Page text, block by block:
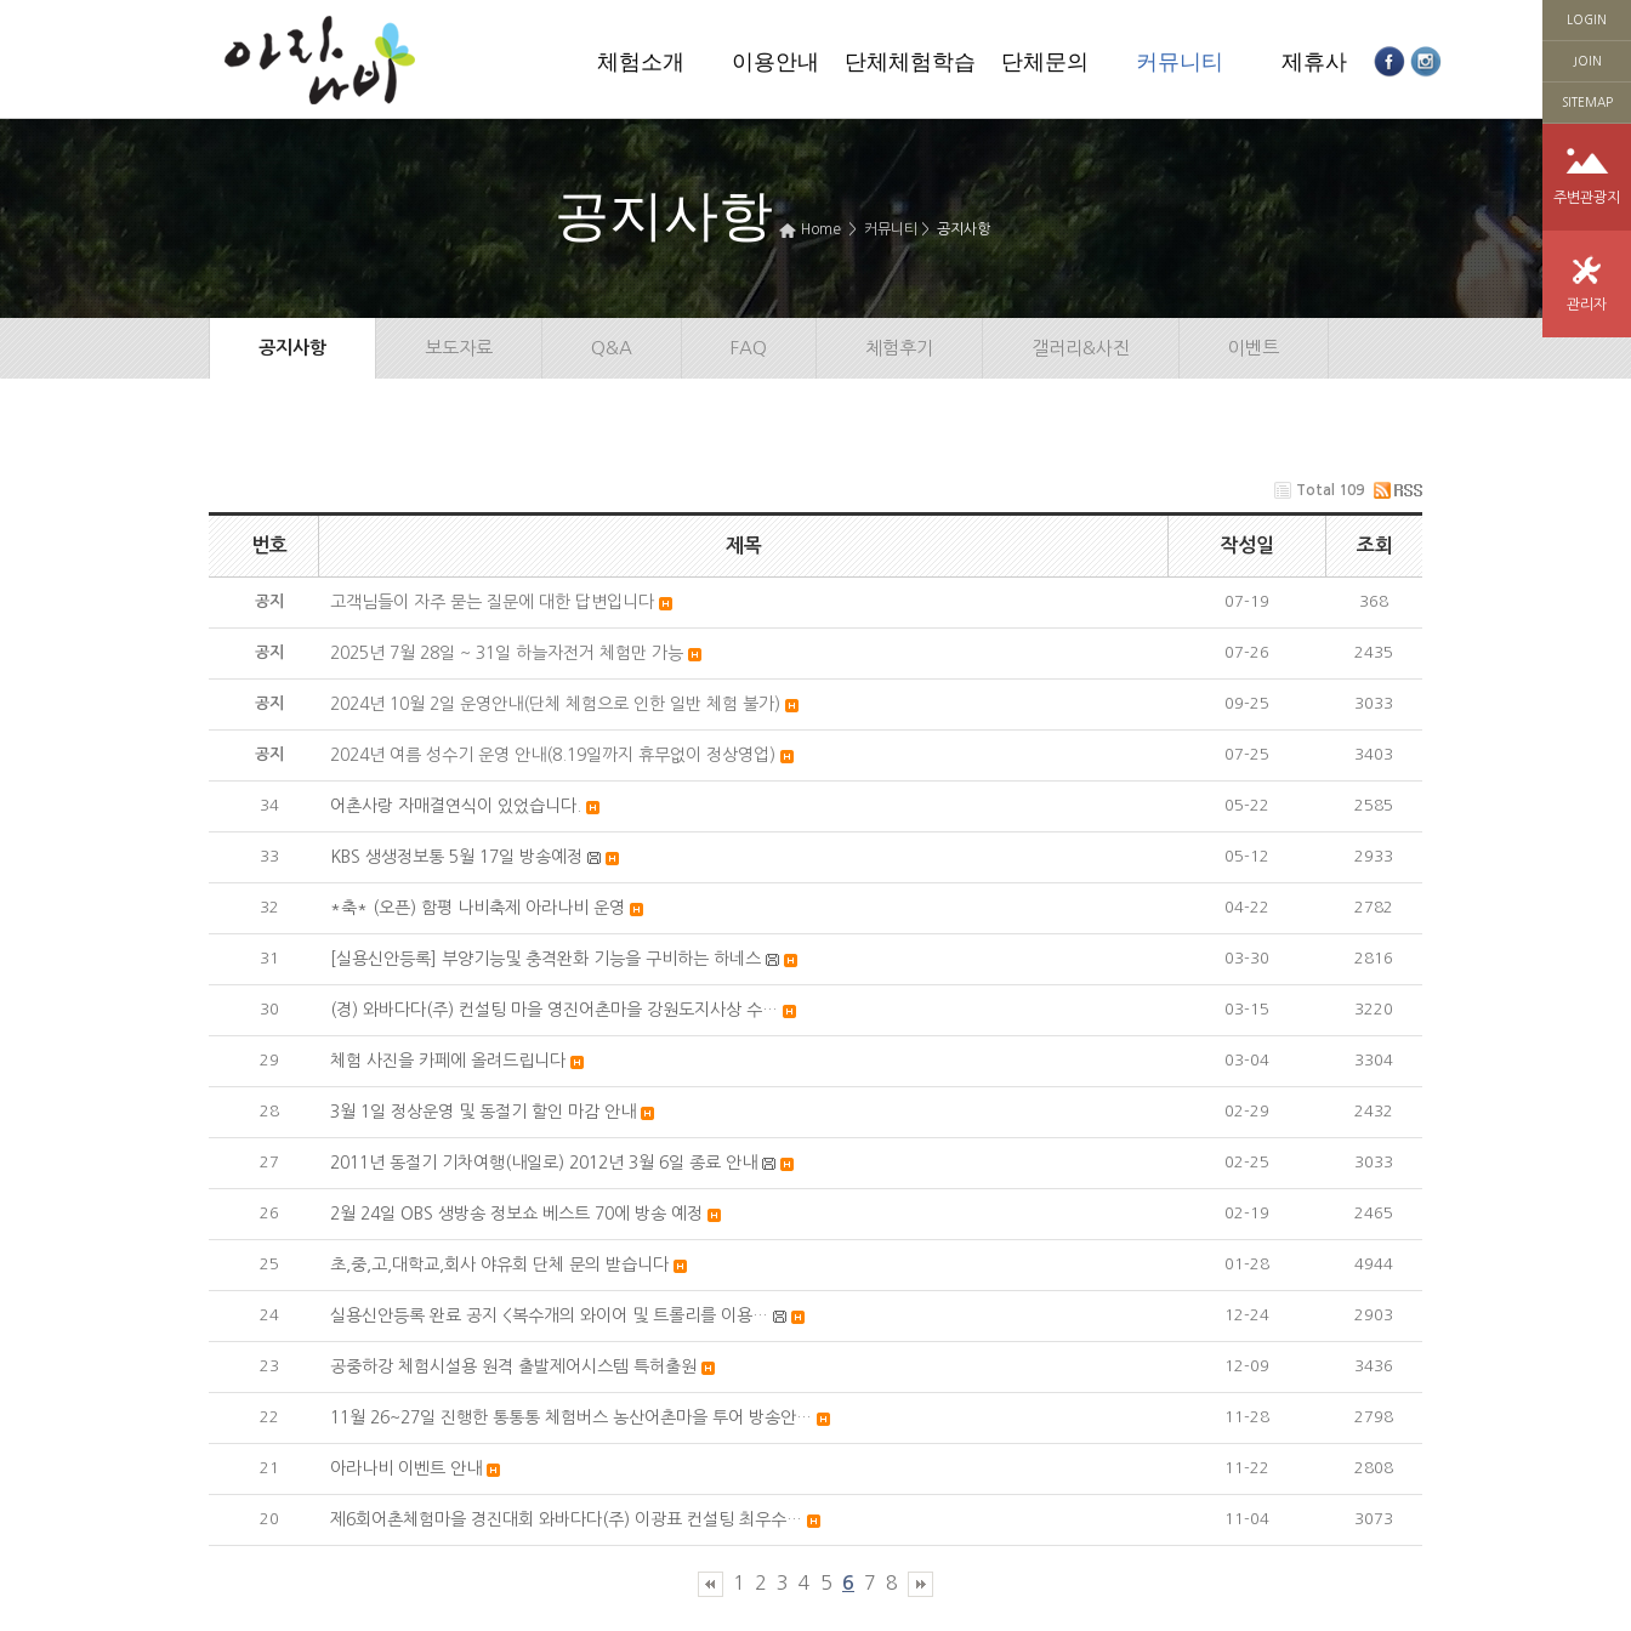
LOGIN
JOIN
SITEMAP
주변관광지
관리자
체험소개 이용안내 단체체험학습 단체문의 커뮤니티 제휴사
공지사항 Home > 커뮤니티 > 공지사항
공지사항 보도자료 Q&A FAQ 체험후기 갤러리&사진 이벤트
Total 109
번호 제목 작성일 조회
공지 고객님들이 자주 묻는 질문에 대한 답변입니다 07-19 368
공지 2025년 7월 28일 ~ 31일 하늘자전거 체험만 가능 07-26 2435
공지 2024년 10월 2일 운영안내(단체 체험으로 인한 일반 체험 불가) 09-25 3033
공지 2024년 여름 성수기 운영 안내(8.19일까지 휴무없이 정상영업) 07-25 3403
34 어촌사랑 자매결연식이 있었습니다. 05-22 2585
33 KBS 생생정보통 5월 17일 방송예정 05-12 2933
32 *축* (오픈) 함평 나비축제 아라나비 운영 04-22 2782
31 [실용신안등록] 부양기능및 충격완화 기능을 구비하는 하네스 03-30 2816
30 (경) 와바다다(주) 컨설팅 마을 영진어촌마을 강원도지사상 수… 03-15 3220
29 체험 사진을 카페에 올려드립니다 03-04 3304
28 3월 1일 정상운영 및 동절기 할인 마감 안내 02-29 2432
27 2011년 동절기 기차여행(내일로) 2012년 3월 6일 종료 안내 02-25 3033
26 2월 24일 OBS 생방송 정보쇼 베스트 70에 방송 예정 02-19 2465
25 초,중,고,대학교,회사 야유회 단체 문의 받습니다 01-28 4944
24 실용신안등록 완료 공지 <복수개의 와이어 및 트롤리를 이용… 12-24 2903
23 공중하강 체험시설용 원격 출발제어시스템 특허출원 12-09 3436
22 11월 26~27일 진행한 통통통 체험버스 농산어촌마을 투어 방송안… 11-28 2798
21 아라나비 이벤트 안내 11-22 2808
20 제6회어촌체험마을 경진대회 와바다다(주) 이광표 컨설팅 최우수… 11-04 3073
1 2 3 4 5 6 7 8